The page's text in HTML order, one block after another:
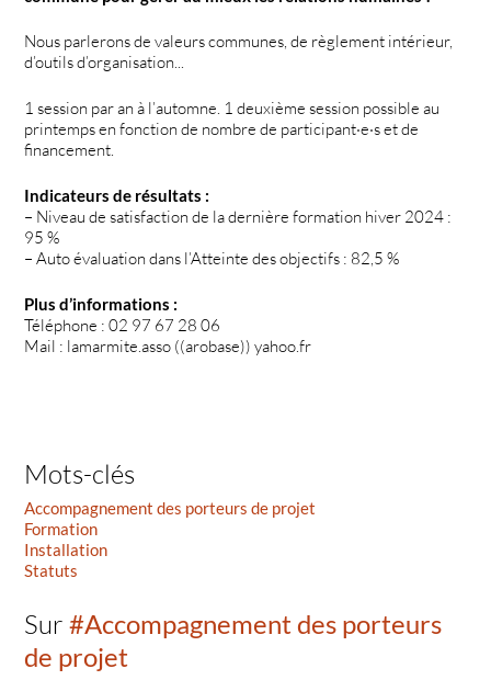
Nous parlerons de valeurs communes, de règlement intérieur,
d’outils d’organisation...
1 session par an à l’automne. 1 deuxième session possible au
printemps en fonction de nombre de participant·e·s et de
financement.
Indicateurs de résultats :
– Niveau de satisfaction de la dernière formation hiver 2024 :
95 %
– Auto évaluation dans l’Atteinte des objectifs : 82,5 %
Plus d’informations :
Téléphone : 02 97 67 28 06
Mail : lamarmite.asso ((arobase)) yahoo.fr
Mots-clés
Accompagnement des porteurs de projet
Formation
Installation
Statuts
Sur#Accompagnement des porteurs
de projet